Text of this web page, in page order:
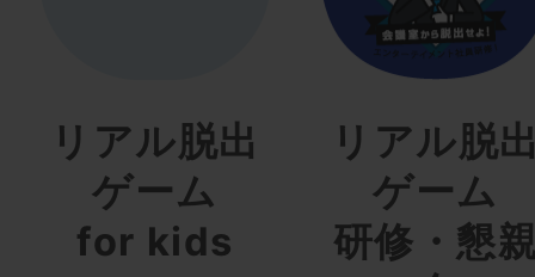
リアル脱出
ゲーム
for kids
リアル脱
ゲーム
研修・懇